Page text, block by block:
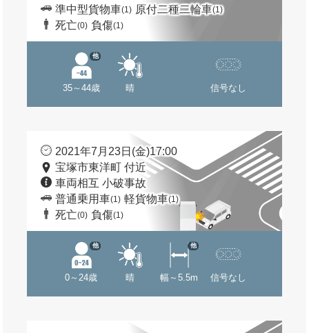
準中型貨物車(1) 原付二種二輪車(1)
死亡(0) 負傷(1)
35～44歳
他
晴 信号なし
2021年7月23日(金)17:00
宝塚市東洋町 付近
車両相互 小破事故
普通乗用車(1) 軽貨物車(1)
死亡(0) 負傷(1)
0～24歳
他
晴 幅～5.5m
他
信号なし